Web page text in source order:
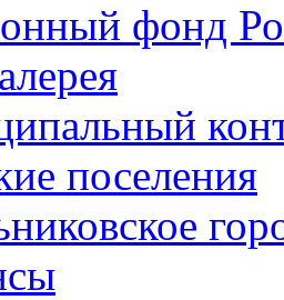
фонд
поселения